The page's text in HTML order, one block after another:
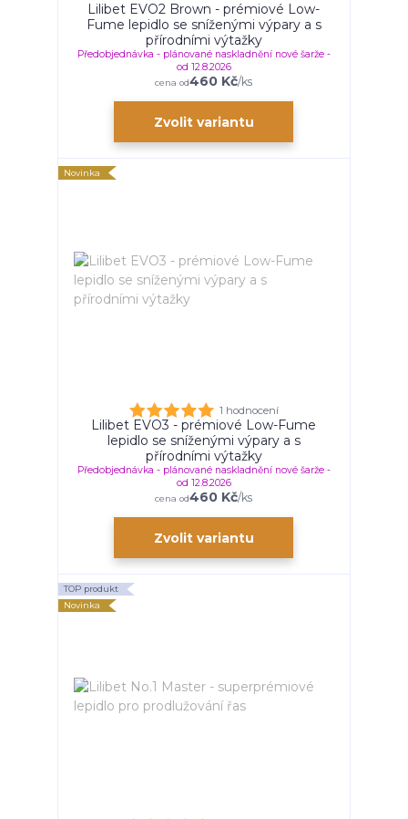
Lilibet EVO2 Brown - prémiové Low-
Fume lepidlo se sníženými výpary a s
přírodními výtažky
cena od460 Kč/ks
Předobjednávka - plánované naskladnění nové šarže -
od 12.8.2026
Zvolit variantu
Novinka
1 hodnocení
Lilibet EVO3 - prémiové Low-Fume
lepidlo se sníženými výpary a s
přírodními výtažky
cena od460 Kč/ks
Předobjednávka - plánované naskladnění nové šarže -
od 12.8.2026
Zvolit variantu
TOP produkt
Novinka